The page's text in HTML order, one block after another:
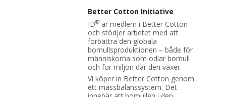
Better Cotton Initiative
ID®är medlem i Better Cotton
och stödjer arbetet med att
förbättra den globala
bomullsproduktionen – både för
människorna som odlar bomull
och för miljön där den växer.
Vi köper in Better Cotton genom
ett massbalanssystem. Det